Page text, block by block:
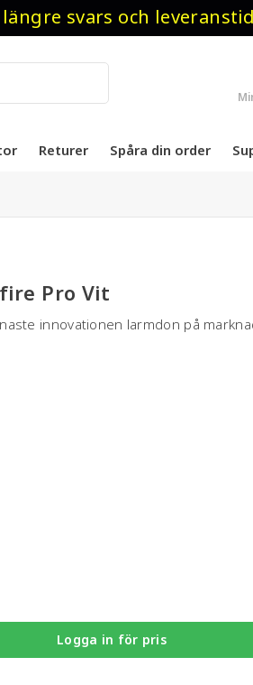
svars och
Returer Spåra din order
Pro Vit
innovationen larmdon på
Logga in för pris